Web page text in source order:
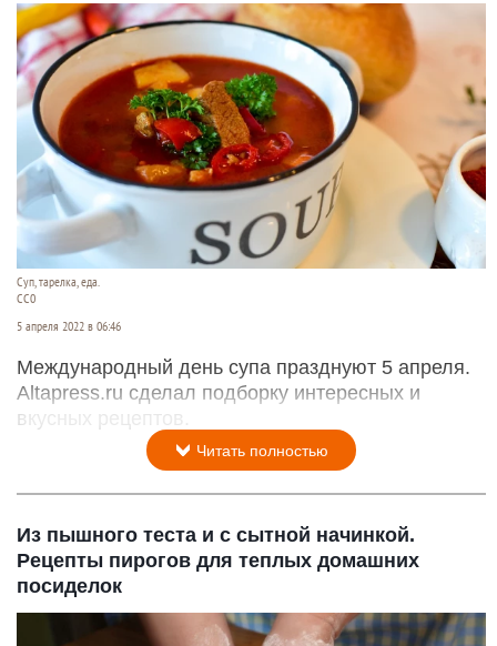
Суп, тарелка, еда.
СС0
5 апреля 2022 в 06:46
Международный день супа празднуют 5 апреля.
Altapress.ru сделал подборку интересных и
вкусных рецептов.
Читать полностью
Из пышного теста и с сытной начинкой.
Рецепты пирогов для теплых домашних
посиделок